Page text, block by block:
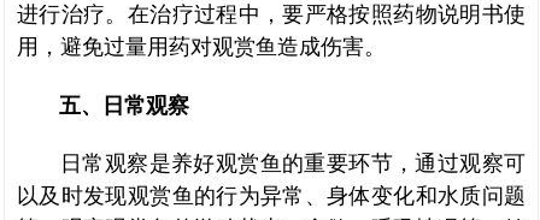
进行治疗。在治疗过程中，要严格按照药物说明书使
用，避免过量用药对观赏鱼造成伤害。
五、日常观察
日常观察是养好观赏鱼的重要环节，通过观察可
以及时发现观赏鱼的行为异常、身体变化和水质问题